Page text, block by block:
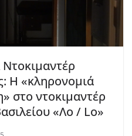
Η «κληρονομιά
στο ντοκιμαντέρ
«Λο / Lo»